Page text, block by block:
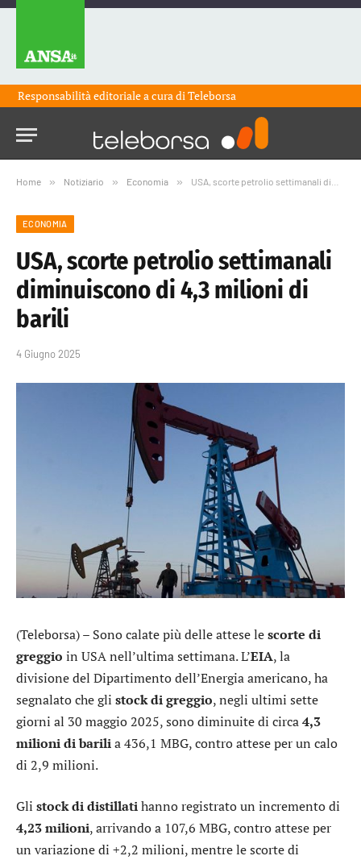
Responsabilità editoriale a cura diTeleborsa
Home » Notiziario » Economia » USA, scorte petrolio settimanali diminuiscono di 4,3 milioni di barili
ECONOMIA
USA, scorte petrolio settimanali
diminuiscono di 4,3 milioni di
barili
4 Giugno 2025
(Teleborsa) – Sono calate più delle attese lescorte di
greggio in USA nell’ultima settimana. L’EIA, la
divisione del Dipartimento dell’Energia americano, ha
segnalato che gli stock di greggio, negli ultimi sette
giorni al 30 maggio 2025, sono diminuite di circa4,3
milioni di barilia 436,1 MBG, contro attese per un calo
di 2,9 milioni.
Gli stock di distillatihanno registrato un incremento di
4,23 milioni, arrivando a 107,6 MBG, contro attese per
un variazione di +2,2 milioni, mentre le scorte di